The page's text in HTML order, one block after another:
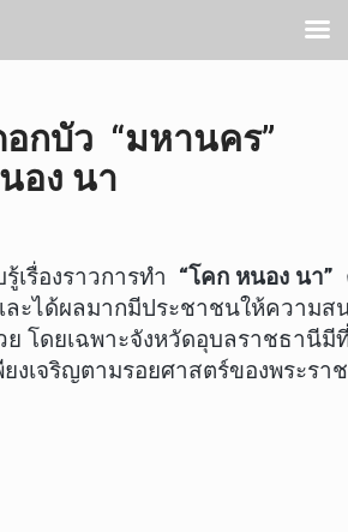
อกบัว “มหานคร”
อง นา
รู้เรื่องราวการทำ “โคก หนอง นา”
ละได้ผลมากมีประชาชนให้ความ
ย โดยเฉพาะจังหวัดอุบลราชธา
ยงเจริญตามรอยศาสตร์ของพระ